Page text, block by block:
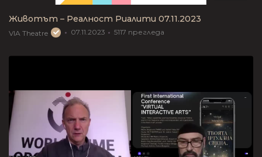
Животът – Реалност Риалити 07.11.2023
VIA Theatre 07.11.2023 5117 прегледа